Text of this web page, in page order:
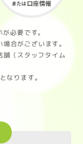
必要です。
合がございます。
（スタッフタイム
なります。